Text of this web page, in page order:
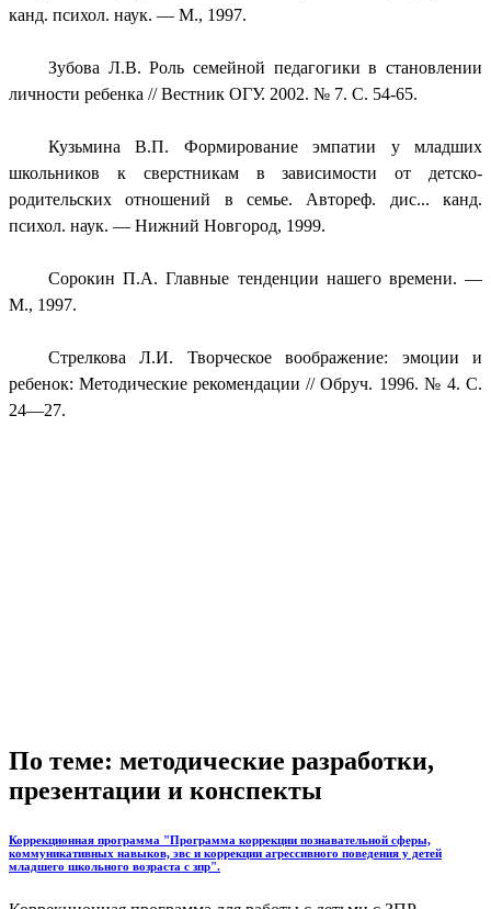
канд. психол. наук. — М., 1997.
Зубова Л.В. Роль семейной педагогики в становлении
личности ребенка // Вестник ОГУ. 2002. № 7. С. 54-65.
Кузьмина В.П. Формирование эмпатии у младших
школьников к сверстникам в зависимости от детско-
родительских отношений в семье. Автореф. дис... канд.
психол. наук. — Нижний Новгород, 1999.
Сорокин П.А. Главные тенденции нашего времени. —
М., 1997.
Стрелкова Л.И. Творческое воображение: эмоции и
ребенок: Методические рекомендации // Обруч. 1996. № 4. С.
24—27.
По теме: методические разработки,
презентации и конспекты
Коррекционная программа "Программа коррекции познавательной сферы,
коммуникативных навыков, эвс и коррекции агрессивного поведения у детей
младшего школьного возраста с зпр".